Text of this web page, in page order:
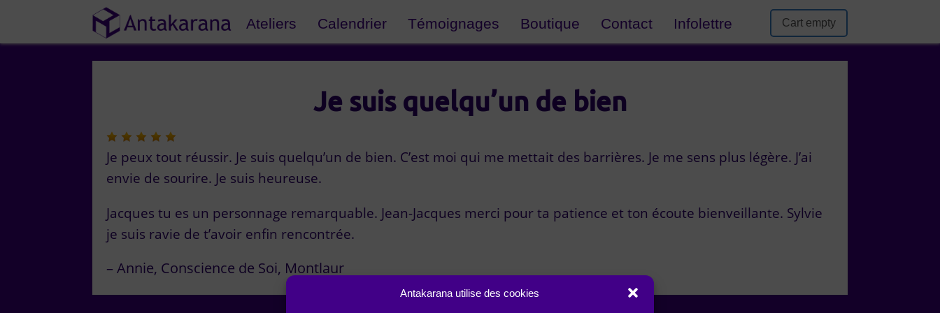
Antakarana utilise des cookies
Ateliers Calendrier Témoignages Boutique Contact Infolettre Cart empty
Je suis quelqu’un de bien
Je peux tout réussir. Je suis quelqu’un de bien. C’est moi qui me mettait des barrières. Je me sens plus légère. J’ai
envie de sourire. Je suis heureuse.
Jacques tu es un personnage remarquable. Jean-Jacques merci pour ta patience et ton écoute bienveillante. Sylvie
je suis ravie de t’avoir enfin rencontrée.
Annie Conscience de Soi Montlaur